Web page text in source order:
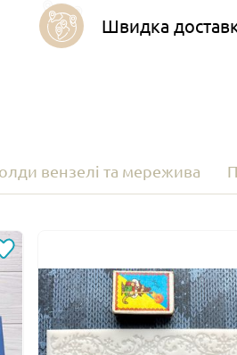
Швидка
вензелі та мережива